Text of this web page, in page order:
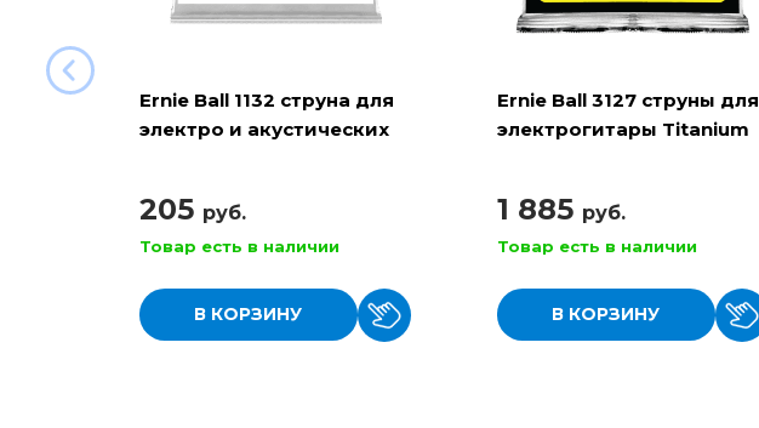
Ernie Ball 1132 струна для
электро и акустических
205 руб.
Товар есть в наличии
В КОРЗИНУ
Ernie Ball 3127 струны для
электрогитары Titanium
1 885 руб.
Товар есть в наличии
В КОРЗИНУ